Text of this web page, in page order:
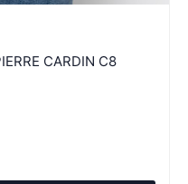
CARDIN C8